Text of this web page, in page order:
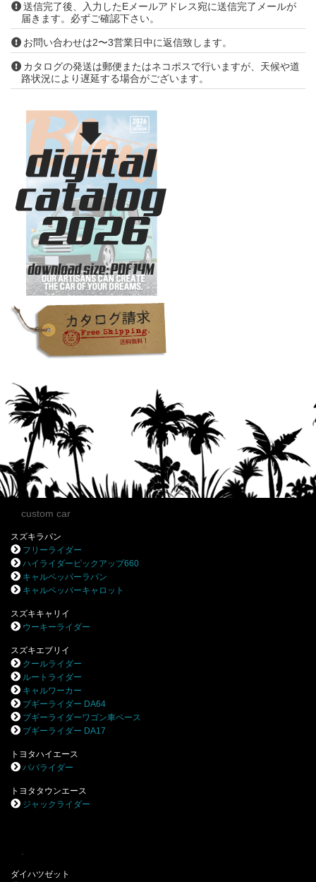
送信完了後、入力したEメールアドレス宛に送信完了メールが
届きます。必ずご確認下さい。
お問い合わせは2〜3営業日中に返信致します。
カタログの発送は郵便またはネコポスで行いますが、天候や道
路状況により遅延する場合がございます。
custom car
スズキラパン
フリーライダー
ハイライダーピックアップ660
キャルペッパーラパン
キャルペッパーキャロット
スズキキャリイ
ウーキーライダー
スズキエブリイ
クールライダー
ルートライダー
キャルワーカー
ブギーライダー DA64
ブギーライダーワゴン車ベース
ブギーライダー DA17
トヨタハイエース
パパライダー
トヨタタウンエース
ジャックライダー
ダイハツゼット